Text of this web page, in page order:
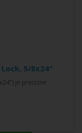
5/8x24"
je precízne